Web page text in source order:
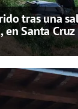
tras una
Santa Cruz